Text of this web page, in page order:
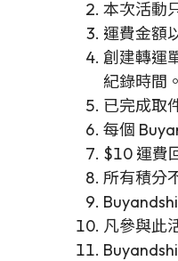
本次活動
運費金額
創建轉運
紀錄時間。
已完成取
每個
$10 運費
所有積分
凡參與此